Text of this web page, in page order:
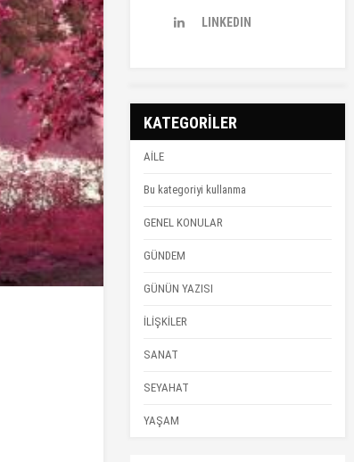
LINKEDIN
KATEGORİLER
AİLE
Bu kategoriyi kullanma
GENEL KONULAR
GÜNDEM
GÜNÜN YAZISI
İLİŞKİLER
SANAT
SEYAHAT
YAŞAM